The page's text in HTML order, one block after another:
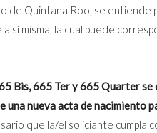
de Quintana Roo, se entiende
sí misma, la cual puede
Bis, 665 Ter y 665 Quarter
nueva acta de nacimiento
que la/el soliciante cumpla